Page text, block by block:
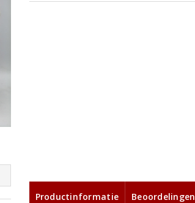
Productinformatie Beoordelingen